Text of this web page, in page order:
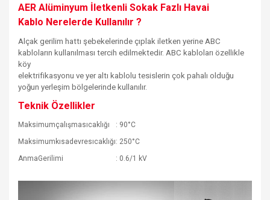
AER Alüminyum İletkenli Sokak Fazlı Havai
Kablo Nerelerde Kullanılır ?
Alçak gerilim hattı şebekelerinde çıplak iletken yerine ABC
kabloların kullanılması tercih edilmektedir. ABC kabloları özellikle
köy
elektrifikasyonu ve yer altı kablolu tesislerin çok pahalı olduğu
yoğun yerleşim bölgelerinde kullanılır.
Teknik Özellikler
Maksimumçalışmasıcaklığı
: 90°C
Maksimumkısadevresıcaklığı: 250°C
AnmaGerilimi
: 0.6/1 kV